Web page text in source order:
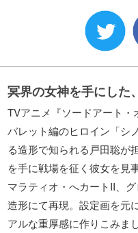
冥界の女神を手にした
TVアニメ『ソードアート・
バレット編のヒロイン「シ
る造形で知られる戸田聡が
を手に戦場を征く彼女を見
マラティオ・へカートII、
造形にて再現。設定画を元
アルな重厚感に作りこみま